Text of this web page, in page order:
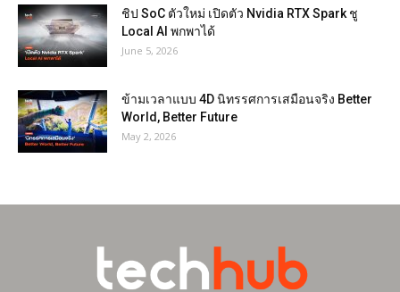
ชิป SoC ตัวใหม่ เปิดตัว Nvidia RTX Spark ชู
Local AI พกพาได้
June 5, 2026
ข้ามเวลาแบบ 4D นิทรรศการเสมือนจริง Better
World, Better Future
May 2, 2026